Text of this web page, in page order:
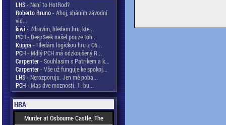
LHS- Není to HotRod?
Roberto Bruno- Ahoj, sháním závodní
vid...
kiwi - Zdravim, hledam hru, kte...
PCH- DeepSeek našel pouze toh...
Kuppa - Hledám logickou hru z C6...
PCH- Mdlý PCH má odzkoušený R...
Carpenter- Souhlasím s Patrikem a k...
Carpenter- Vše už funguje ke spokoj...
LHS- Nerozporuju. Jen mě poba...
PCH- Mas dve moznosti. 1. bu...
HRA
Murder at Osbourne Castle, The